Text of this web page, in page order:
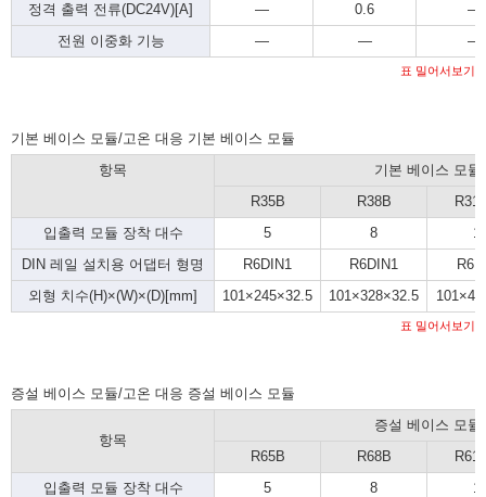
정격 출력 전류(DC24V)[A] ― 0.6 ―
전원 이중화 기능 ― ― ―
표 밀어서보기
기본 베이스 모듈/고온 대응 기본 베이스 모듈
항목 기본 베이스 모듈
R35B R38B
입출력 모듈 장착 대수 5 8
DIN 레일 설치용 어댑터 형명 R6DIN1 R6DIN1
외형 치수(H)×(W)×(D)[mm] 101×245×32.5 101×328×32.5
표 밀어서보기
증설 베이스 모듈/고온 대응 증설 베이스 모듈
항목
증설 베이스 모듈
R65B R68B
입출력 모듈 장착 대수 5 8